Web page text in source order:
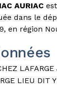
AURIAC
dans le
en région
LIEU DIT